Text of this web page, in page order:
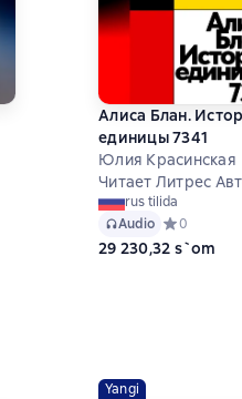
основе 0 оценок
Алиса Блан.
единицы 7341
Юлия Красинская
Читает Литрес
rus tilida
Audio Средний
0
29 230,32 s`om
Yangi